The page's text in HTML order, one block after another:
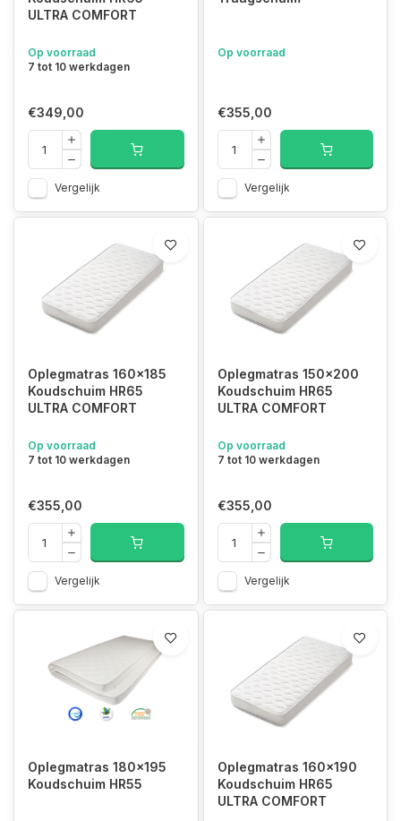
ULTRA COMFORT
Op voorraad
7 tot 10 werkdagen
€349,00
Vergelijk
Op voorraad
€355,00
Vergelijk
Oplegmatras 160x185
Koudschuim HR65
ULTRA COMFORT
Op voorraad
7 tot 10 werkdagen
€355,00
Vergelijk
Oplegmatras 150x200
Koudschuim HR65
ULTRA COMFORT
Op voorraad
7 tot 10 werkdagen
€355,00
Vergelijk
Oplegmatras 180x195
Koudschuim HR55
Oplegmatras 160x190
Koudschuim HR65
ULTRA COMFORT